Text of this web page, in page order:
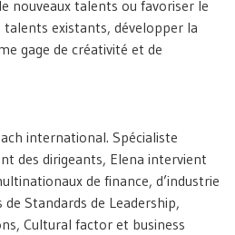
nouveaux talents ou favoriser le
existants, développer la
gage de créativité et de
international. Spécialiste
des dirigeants, Elena intervient
de finance, d’industrie
Standards de Leadership,
Cultural factor et business